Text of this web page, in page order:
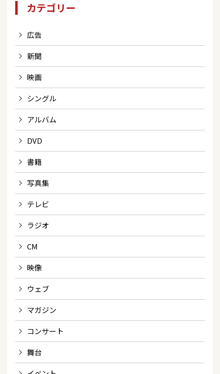
カテゴリー
広告
新聞
映画
シングル
アルバム
DVD
書籍
写真集
テレビ
ラジオ
CM
映像
ウェブ
マガジン
コンサート
舞台